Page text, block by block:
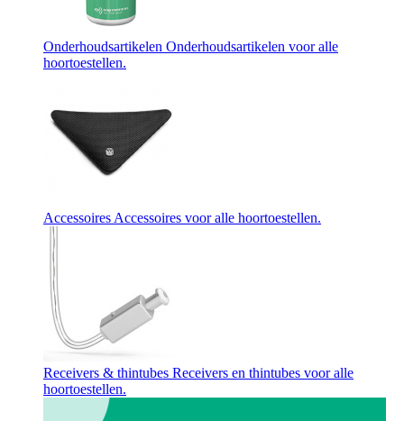
Onderhoudsartikelen Onderhoudsartikelen voor alle
hoortoestellen.
Accessoires Accessoires voor alle hoortoestellen.
Receivers & thintubes Receivers en thintubes voor alle
hoortoestellen.